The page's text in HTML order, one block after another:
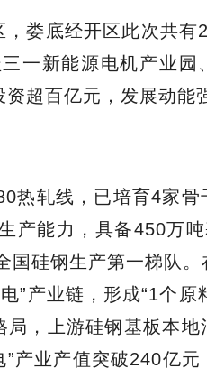
，娄底经开区此次共有
一新能源电机产业园
超百亿元，发展动能
热轧线，已培育4家骨
产能力，具备450万
国硅钢生产第一梯队
”产业链，形成“1个
局，上游硅钢基板本地
”产业产值突破240亿